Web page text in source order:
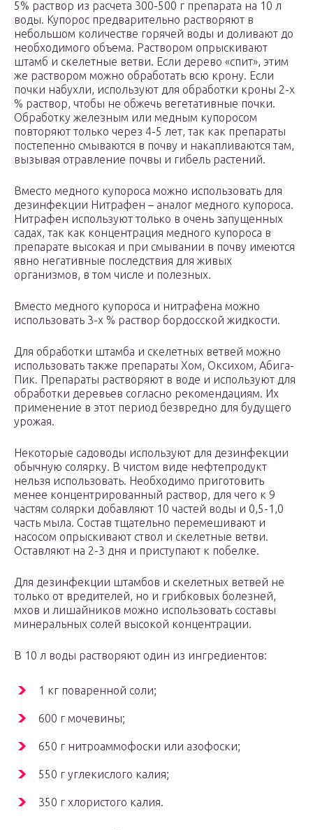
5% раствор из расчета 300-500 г препарата на 10 л
воды. Купорос предварительно растворяют в
небольшом количестве горячей воды и доливают до
необходимого объема. Раствором опрыскивают
штамб и скелетные ветви. Если дерево «спит», этим
же раствором можно обработать всю крону. Если
почки набухли, используют для обработки кроны 2-х
% раствор, чтобы не обжечь вегетативные почки.
Обработку железным или медным купоросом
повторяют только через 4-5 лет, так как препараты
постепенно смываются в почву и накапливаются там,
вызывая отравление почвы и гибель растений.
Вместо медного купороса можно использовать для
дезинфекции Нитрафен – аналог медного купороса.
Нитрафен используют только в очень запущенных
садах, так как концентрация медного купороса в
препарате высокая и при смывании в почву имеются
явно негативные последствия для живых
организмов, в том числе и полезных.
Вместо медного купороса и нитрафена можно
использовать 3-х % раствор бордосской жидкости.
Для обработки штамба и скелетных ветвей можно
использовать также препараты Хом, Оксихом, Абига-
Пик. Препараты растворяют в воде и используют для
обработки деревьев согласно рекомендациям. Их
применение в этот период безвредно для будущего
урожая.
Некоторые садоводы используют для дезинфекции
обычную солярку. В чистом виде нефтепродукт
нельзя использовать. Необходимо приготовить
менее концентрированный раствор, для чего к 9
частям солярки добавляют 10 частей воды и 0,5-1,0
часть мыла. Состав тщательно перемешивают и
насосом опрыскивают ствол и скелетные ветви.
Оставляют на 2-3 дня и приступают к побелке.
Для дезинфекции штамбов и скелетных ветвей не
только от вредителей, но и грибковых болезней,
мхов и лишайников можно использовать составы
минеральных солей высокой концентрации.
В 10 л воды растворяют один из ингредиентов:
1 кг поваренной соли;
600 г мочевины;
650 г нитроаммофоски или азофоски;
550 г углекислого калия;
350 г хлористого калия.